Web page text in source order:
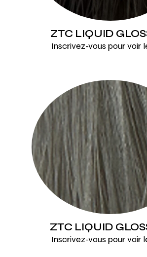
ZTC LIQUID
Inscrivez-vous pour voir
ZTC LIQUID
Inscrivez-vous pour voir